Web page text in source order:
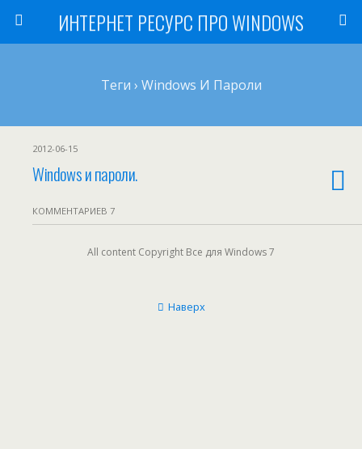
ИНТЕРНЕТ РЕСУРС ПРО WINDOWS
Теги › Windows И Пароли
2012-06-15
Windows и пароли.
КОММЕНТАРИЕВ 7
All content Copyright Все для Windows 7
Наверх